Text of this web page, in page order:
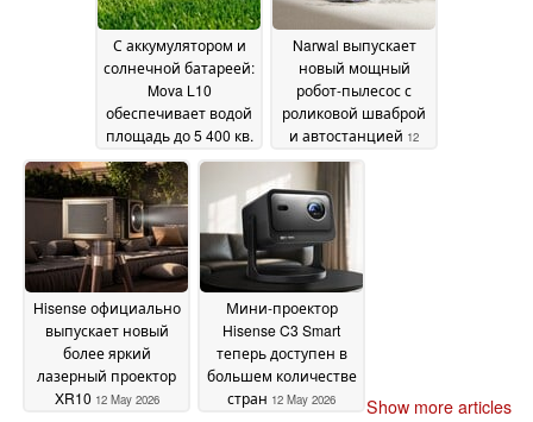
С аккумулятором и
солнечной батареей:
Mova L10
обеспечивает водой
площадь до 5 400 кв.
футов12 May 2026
Narwal выпускает
новый мощный
робот-пылесос с
роликовой шваброй
и автостанцией 12
May 2026
Hisense официально
выпускает новый
более яркий
лазерный проектор
XR10 12 May 2026
Мини-проектор
Hisense C3 Smart
теперь доступен в
большем количестве
стран 12 May 2026 Show more articles